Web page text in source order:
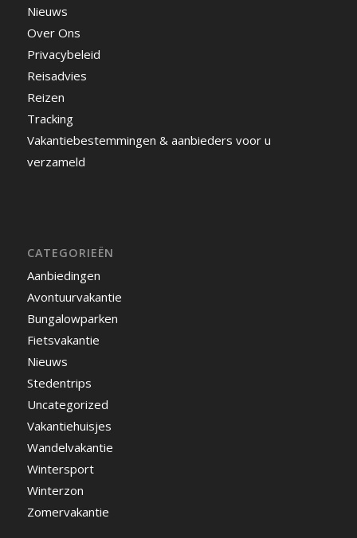
Nieuws
Over Ons
Privacybeleid
Reisadvies
Reizen
Tracking
Vakantiebestemmingen & aanbieders voor u
verzameld
CATEGORIEËN
Aanbiedingen
Avontuurvakantie
Bungalowparken
Fietsvakantie
Nieuws
Stedentrips
Uncategorized
Vakantiehuisjes
Wandelvakantie
Wintersport
Winterzon
Zomervakantie